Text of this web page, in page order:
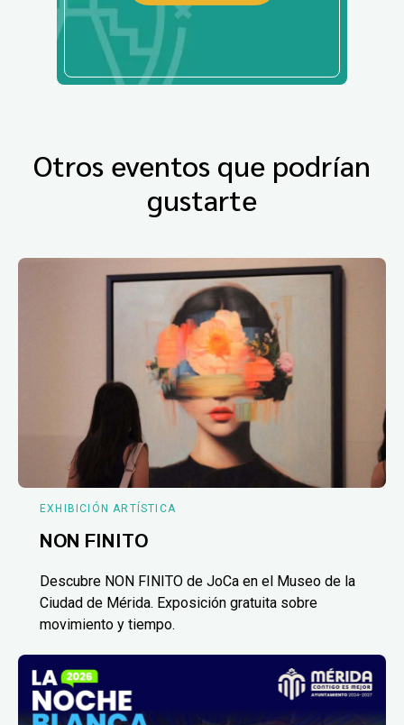
Otros eventos que podrían
gustarte
EXHIBICIÓN ARTÍSTICA
NON FINITO
Descubre NON FINITO de JoCa en el Museo de la
Ciudad de Mérida. Exposición gratuita sobre
movimiento y tiempo.